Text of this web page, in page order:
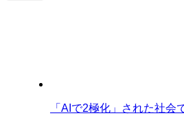
「AIで2極化」された社会